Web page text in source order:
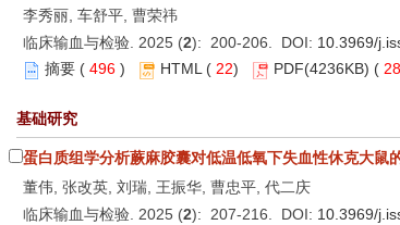
李秀丽, 车舒平, 曹荣祎
临床输血与检验. 2025 (2): 200-206. DOI: 10.3969/
摘要(496 ) HTML(22) PDF(4236KB) (
基础研究
蛋白质组学分析蕨麻胶囊对低温低氧下失血性休克大鼠
董伟, 张改英, 刘瑞, 王振华, 曹忠平, 代二庆
临床输血与检验. 2025 (2): 207-216. DOI: 10.3969/